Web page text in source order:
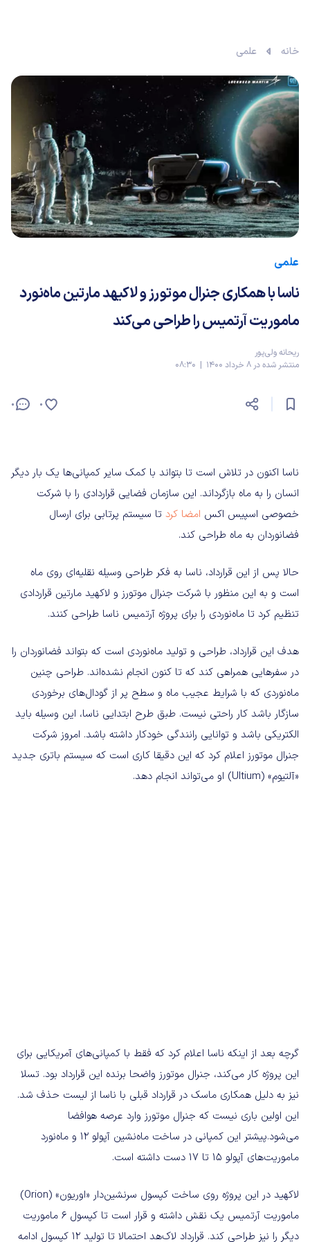
خانه علمی
علمی
ناسا با همکاری جنرال موتورز و لاکیهد مارتین ماه‌نورد
ماموریت آرتمیس را طراحی می‌کند
ریحانه ولی‌پور
منتشر شده در 8 خرداد 1400 | 08:30
0 0
ناسا اکنون در تلاش است تا بتواند با کمک سایر کمپانی‌ها یک بار دیگر
انسان را به ماه بازگرداند. این سازمان فضایی قراردادی را با شرکت
خصوصی اسپیس اکس امضا کرد تا سیستم پرتابی برای ارسال
فضانوردان به ماه طراحی کند.
حالا پس از این قرارداد، ناسا به فکر طراحی وسیله نقلیه‌ای روی ماه
است و به این منظور با شرکت جنرال موتورز و لاکهید مارتین قراردادی
تنظیم کرد تا ماه‌نوردی را برای پروژه آرتمیس ناسا طراحی کنند.
هدف این قرارداد، طراحی و تولید ماه‌نوردی است که بتواند فضانوردان را
در سفرهایی همراهی کند که تا کنون انجام نشده‌اند. طراحی چنین
ماه‌نوردی که با شرایط عجیب ماه و سطح پر از گودال‌های برخوردی
سازگار باشد کار راحتی نیست. طبق طرح ابتدایی ناسا، این وسیله باید
الکتریکی باشد و توانایی رانندگی خودکار داشته باشد. امروز شرکت
جنرال موتورز اعلام کرد که این دقیقا کاری است که سیستم باتری جدید
«آلتیوم» (Ultium) او می‌تواند انجام دهد.
گرچه بعد از اینکه ناسا اعلام کرد که فقط با کمپانی‌های آمریکایی برای
این پروژه کار می‌کند، جنرال موتورز واضحا برنده این قرارداد بود. تسلا
نیز به دلیل همکاری ماسک در قرارداد قبلی با ناسا از لیست حذف شد.
این اولین باری نیست که جنرال موتورز وارد عرصه هوافضا
می‌شود.پیشتر این کمپانی در ساخت ماه‌نشین آپولو ۱۲ و ماه‌نورد
ماموریت‌های آپولو ۱۵ تا ۱۷ دست داشته است.
لاکهید در این پروژه روی ساخت کپسول سرنشین‌دار «اوریون» (Orion)
ماموریت آرتمیس یک نقش داشته و قرار است تا کپسول ۶ ماموریت
دیگر را نیز طراحی کند. قرارداد لاک‌هد احتمالا تا تولید ۱۲ کپسول ادامه